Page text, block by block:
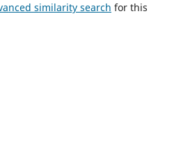
similarity search for this